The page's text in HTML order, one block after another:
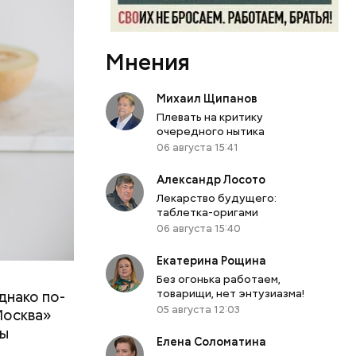
по-
ему не
лучше
Мнения
Михаил Щипанов
Плевать на критику
очередного нытика
06 августа 15:41
Александр Лосото
Лекарство будущего:
таблетка-оригами
06 августа 15:40
Екатерина Рощина
Без огонька работаем,
товарищи, нет энтузиазма!
05 августа 12:03
Елена Соломатина